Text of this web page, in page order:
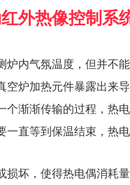
外热像控制系
炉内气氛温度，但并不
空炉加热元件暴露出来
个渐渐传输的过程，热
直等到保温结束，热
坏，使得热电偶消耗